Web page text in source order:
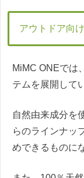
アウトドア向
MiMC ONEでは
テムを展開して
自然由来成分を
らのラインナッ
めできるものに